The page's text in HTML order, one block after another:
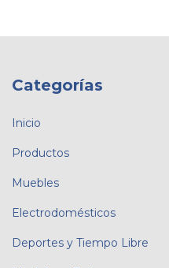
Categorías
Inicio
Productos
Muebles
Electrodomésticos
Deportes y Tiempo Libre